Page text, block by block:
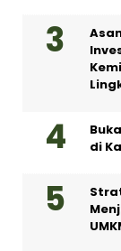
di